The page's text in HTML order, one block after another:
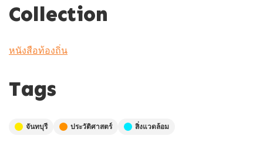
Collection
หนังสือท้องถิ่น
Tags
จันทบุรี ประวัติศาสตร์ สิ่งแวดล้อม